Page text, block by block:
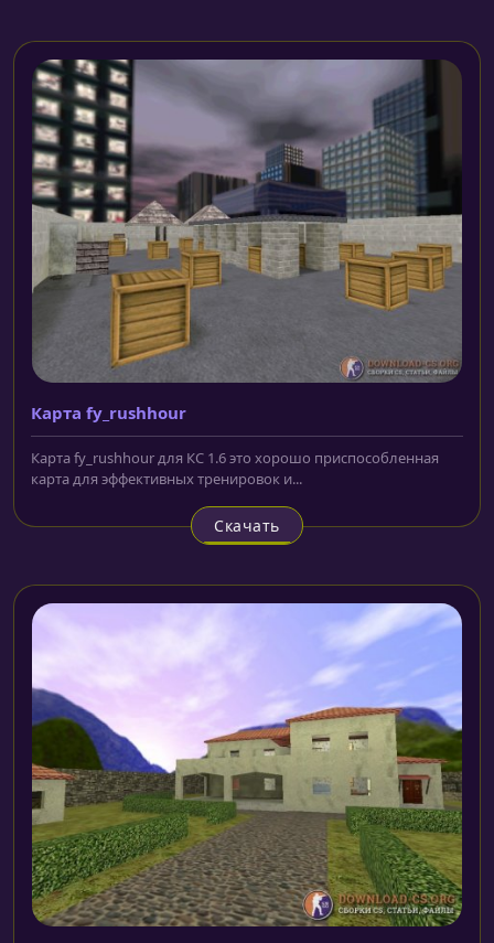
Карта fy_rushhour
Карта fy_rushhour для КС 1.6 это хорошо приспособленная
карта для эффективных тренировок и...
Скачать